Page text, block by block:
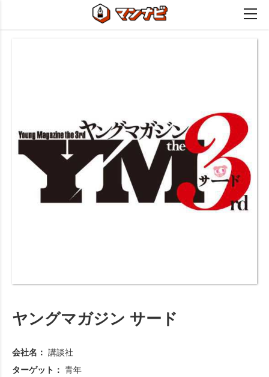
ヤングマガジン サード
会社名： 講談社
ターゲット： 青年